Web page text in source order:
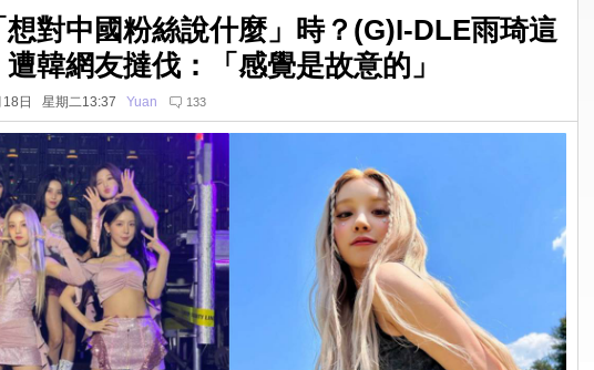
對中國粉絲說什麼」時？(G)I-DLE雨琦這
韓網友撻伐：「感覺是故意的」
18日 星期二13:37 Yuan 133